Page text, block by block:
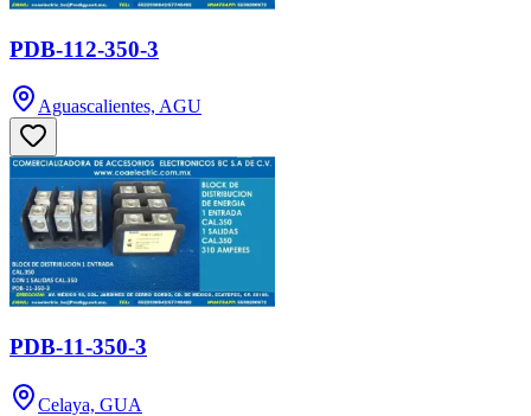
PDB-112-350-3
Aguascalientes, AGU
PDB-11-350-3
Celaya, GUA